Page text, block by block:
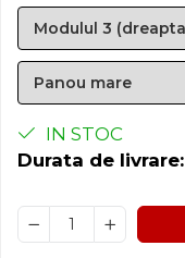
IN STOC
Durata de livrare: